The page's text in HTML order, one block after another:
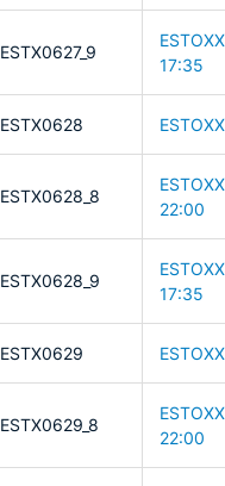
ESTX0627_9
17:35
ESTX0628
ESTX0628_8
22:00
ESTX0628_9
17:35
ESTX0629
ESTX0629_8
22:00